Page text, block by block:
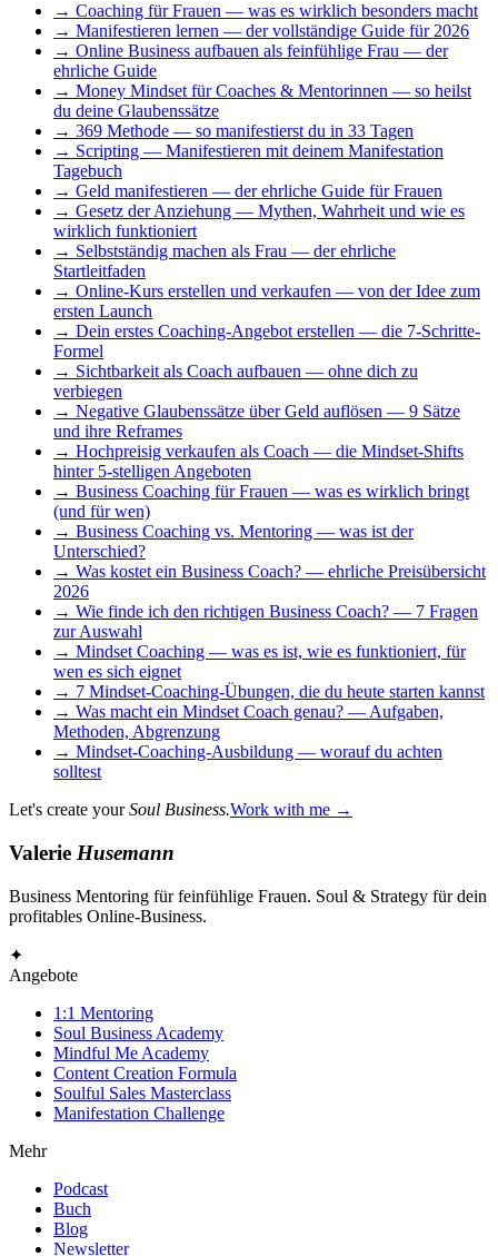
→ Coaching für Frauen — was es wirklich besonders macht
→ Manifestieren lernen — der vollständige Guide für 2026
→ Online Business aufbauen als feinfühlige Frau — der
ehrliche Guide
→ Money Mindset für Coaches & Mentorinnen — so heilst
du deine Glaubenssätze
→ 369 Methode — so manifestierst du in 33 Tagen
→ Scripting — Manifestieren mit deinem Manifestation
Tagebuch
→ Geld manifestieren — der ehrliche Guide für Frauen
→ Gesetz der Anziehung — Mythen, Wahrheit und wie es
wirklich funktioniert
→ Selbstständig machen als Frau — der ehrliche
Startleitfaden
→ Online-Kurs erstellen und verkaufen — von der Idee zum
ersten Launch
→ Dein erstes Coaching-Angebot erstellen — die 7-Schritte-
Formel
→ Sichtbarkeit als Coach aufbauen — ohne dich zu
verbiegen
→ Negative Glaubenssätze über Geld auflösen — 9 Sätze
und ihre Reframes
→ Hochpreisig verkaufen als Coach — die Mindset-Shifts
hinter 5-stelligen Angeboten
→ Business Coaching für Frauen — was es wirklich bringt
(und für wen)
→ Business Coaching vs. Mentoring — was ist der
Unterschied?
→ Was kostet ein Business Coach? — ehrliche Preisübersicht
2026
→ Wie finde ich den richtigen Business Coach? — 7 Fragen
zur Auswahl
→ Mindset Coaching — was es ist, wie es funktioniert, für
wen es sich eignet
→ 7 Mindset-Coaching-Übungen, die du heute starten kannst
→ Was macht ein Mindset Coach genau? — Aufgaben,
Methoden, Abgrenzung
→ Mindset-Coaching-Ausbildung — worauf du achten
solltest
Let's create yourSoul Business.Work with me →
Valerie Husemann
Business Mentoring für feinfühlige Frauen. Soul & Strategy für dein
profitables Online-Business.
✦
Angebote
1:1 Mentoring
Soul Business Academy
Mindful Me Academy
Content Creation Formula
Soulful Sales Masterclass
Manifestation Challenge
Mehr
Podcast
Buch
Blog
Newsletter